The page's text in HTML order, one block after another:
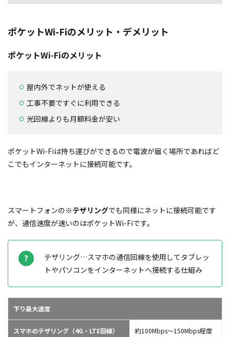
ポケットWi-Fiのメリット・デメリット
ポケットWi-Fiのメリット
屋内外でネットが使える
工事不要ですぐに利用できる
光回線よりも月額料金が安い
ポケットWi-Fiは持ち運びができるので電波が届く場所であればど
こでもインターネットに接続可能です。
スマートフォンの※テザリングでも同様にネットに接続可能です
が、通信速度が速いのはポケットWi-Fiです。
テザリング…スマホの通信回線を使用してタブレッ
トやパソコンをインターネットへ接続する仕組み
下り最大速度
スマホのテザリング（4G・LTE回線） 約100Mbps〜150Mbps程度